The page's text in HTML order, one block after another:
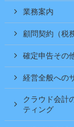
業務案内
顧問契約（税
確定申告その
経営全般への
クラウド会計
ティング